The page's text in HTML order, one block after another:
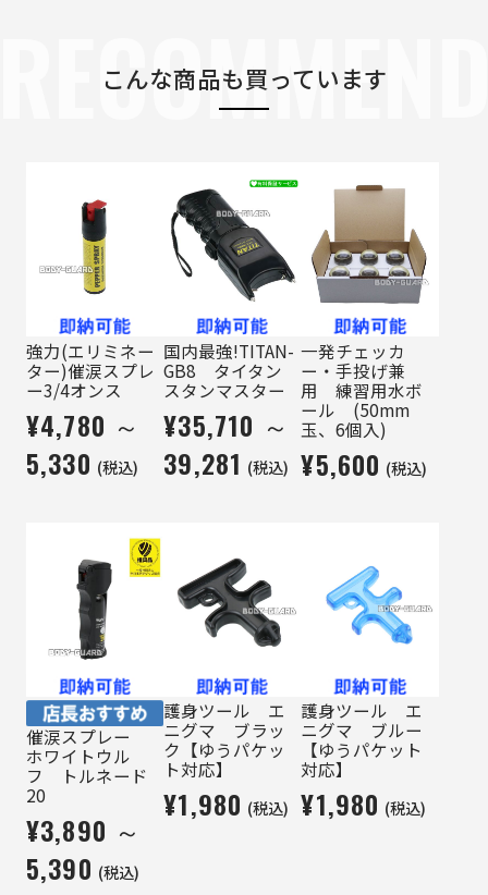
こんな商品も買っています
強力(エリミネー
ター)催涙スプレ
ー3/4オンス
¥4,780 ～
5,330 (税込)
国内最強!TITAN-
GB8 タイタン
スタンマスター
¥35,710 ～
39,281 (税込)
一発チェッカ
ー・手投げ兼
用 練習用水ボ
ール (50mm
玉、6個入)
¥5,600 (税込)
催涙スプレー
ホワイトウル
フ トルネード
20
¥3,890 ～
5,390 (税込)
護身ツール エ
ニグマ ブラッ
ク【ゆうパケッ
ト対応】
¥1,980 (税込)
護身ツール エ
ニグマ ブルー
【ゆうパケット
対応】
¥1,980 (税込)